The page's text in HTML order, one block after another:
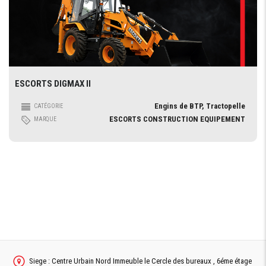
ESCORTS DIGMAX II
CATÉGORIE Engins de BTP, Tractopelle
MARQUE ESCORTS CONSTRUCTION EQUIPEMENT
Siege : Centre Urbain Nord Immeuble le Cercle des bureaux , 6éme étage